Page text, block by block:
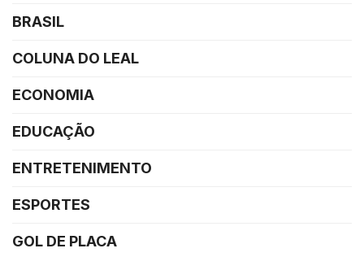
BRASIL
COLUNA DO LEAL
ECONOMIA
EDUCAÇÃO
ENTRETENIMENTO
ESPORTES
GOL DE PLACA